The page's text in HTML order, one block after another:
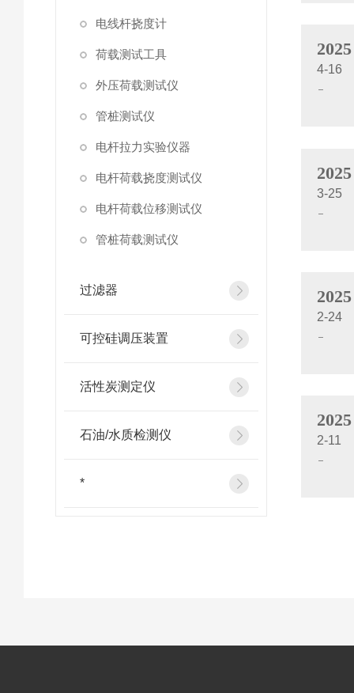
电线杆挠度计
荷载测试工具
外压荷载测试仪
管桩测试仪
电杆拉力实验仪器
电杆荷载挠度测试仪
电杆荷载位移测试仪
管桩荷载测试仪
过滤器
可控硅调压装置
活性炭测定仪
石油/水质检测仪
*
2025
4-16
2025
3-25
2025
2-24
2025
2-11